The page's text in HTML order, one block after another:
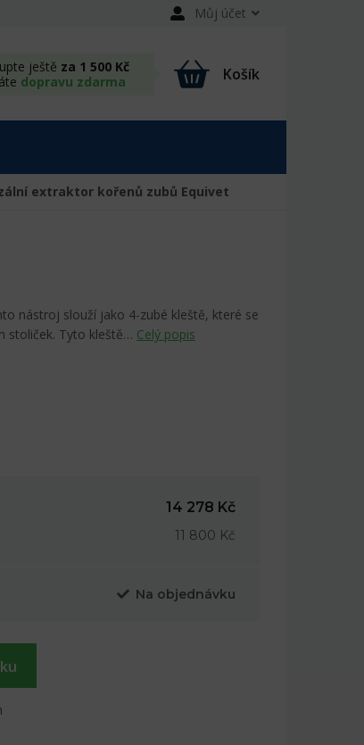
Můj účet
ještě za 1 500 Kč
dopravu zdarma Košík
extraktor kořenů zubů Equivet
nástroj slouží jako 4-zubé kleště, které se
stoliček. Tyto kleště… Celý popis
14 278 Kč
11 800 Kč
Na objednávku